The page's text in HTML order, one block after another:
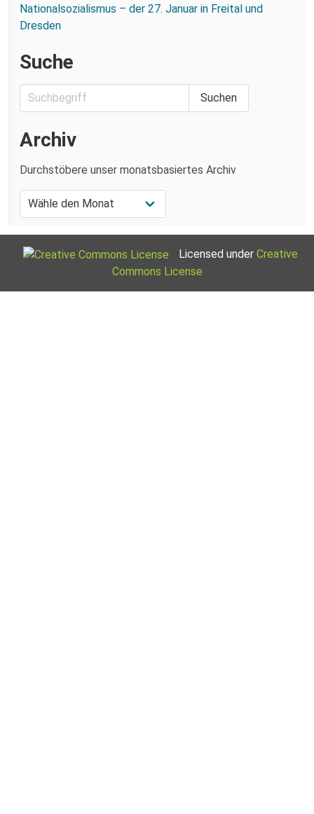
Nationalsozialismus – der 27. Januar in Freital und
Dresden
Suche
Archiv
Durchstöbere unser monatsbasiertes Archiv
Licensed under Creative
Commons License